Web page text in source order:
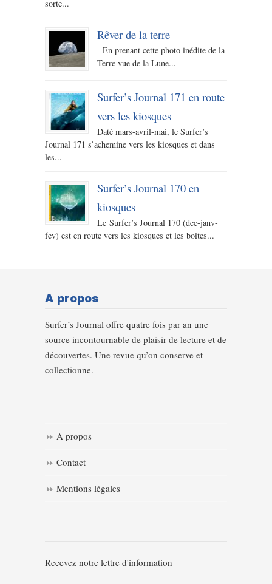
sorte...
Rêver de la terre
En prenant cette photo inédite de la
Terre vue de la Lune...
Surfer’s Journal 171 en route
vers les kiosques
Daté mars-avril-mai, le Surfer’s
Journal 171 s’achemine vers les kiosques et dans
les...
Surfer’s Journal 170 en
kiosques
Le Surfer’s Journal 170 (dec-janv-
fev) est en route vers les kiosques et les boites...
A propos
Surfer’s Journal offre quatre fois par an une
source incontournable de plaisir de lecture et de
découvertes. Une revue qu’on conserve et
collectionne.
A propos
Contact
Mentions légales
Recevez notre lettre d'information